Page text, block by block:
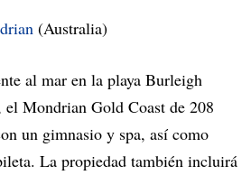
(Australia)
al mar en la playa Burleigh
el Mondrian Gold Coast de 208
un gimnasio y spa, así como
La propiedad también incluirá